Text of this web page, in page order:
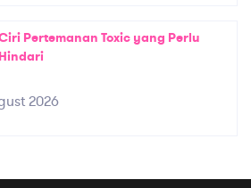
Pertemanan Toxic yang Perlu
2026